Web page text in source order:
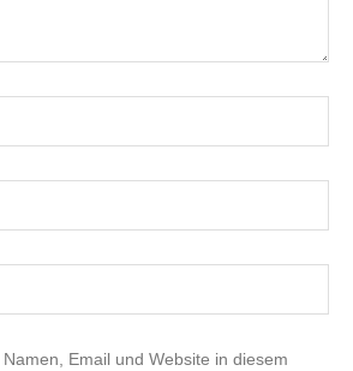
Email und Website in diesem